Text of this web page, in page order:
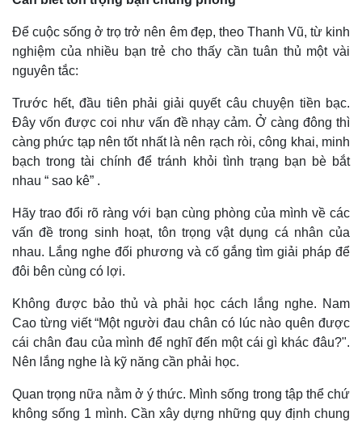
Thể thao
Bóng đá
Lịch thi đấu bóng đá
eSports
Hậu trường
Ô tô - Xe máy
Ô tô
Để cuộc sống ở trọ trở nên êm đẹp, theo Thanh Vũ, từ kinh
nghiệm của nhiều bạn trẻ cho thấy cần tuân thủ một vài
nguyên tắc:
Trước hết, đầu tiên phải giải quyết câu chuyện tiền bạc.
Đây vốn được coi như vấn đề nhạy cảm. Ở càng đông thì
càng phức tạp nên tốt nhất là nên rạch ròi, công khai, minh
bạch trong tài chính để tránh khỏi tình trạng bạn bè bắt
nhau “ sao kê” .
Hãy trao đổi rõ ràng với bạn cùng phòng của mình về các
vấn đề trong sinh hoạt, tôn trọng vật dụng cá nhân của
nhau. Lắng nghe đối phương và cố gắng tìm giải pháp để
đôi bên cùng có lợi.
Không được bảo thủ và phải học cách lắng nghe. Nam
Cao từng viết “Một người đau chân có lúc nào quên được
cái chân đau của mình để nghĩ đến một cái gì khác đâu?".
Nên lắng nghe là kỹ năng cần phải học.
Quan trọng nữa nằm ở ý thức. Mình sống trong tập thể chứ
không sống 1 mình. Cần xây dựng những quy định chung